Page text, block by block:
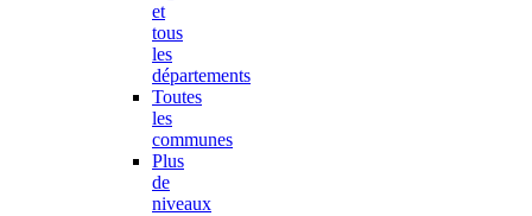
et
tous
les
départements
Toutes
les
communes
Plus
de
niveaux